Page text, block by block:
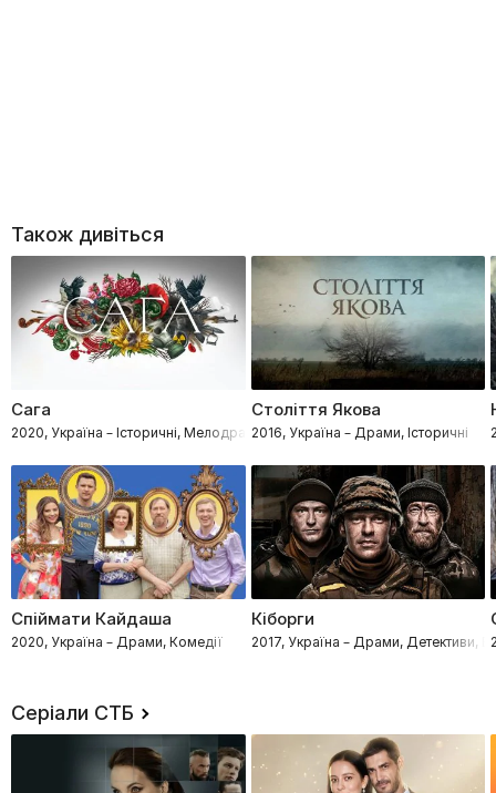
Також дивіться
Сага
2020, Україна – Історичні, Мелодрами, Воєнні
Століття Якова
2016, Україна – Драми, Історичні
Спіймати Кайдаша
2020, Україна – Драми, Комедії
Кіборги
2017, Україна – Драми, Детективи,
Серіали СТБ